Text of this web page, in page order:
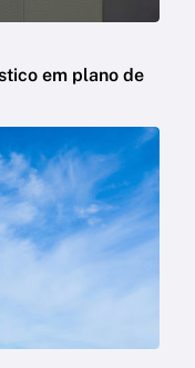
em plano de